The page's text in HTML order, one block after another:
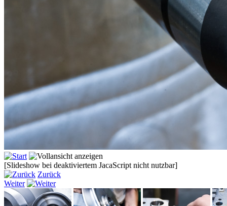
[Slideshow bei deaktiviertem JacaScript nicht nutzbar]
Zurück
Weiter